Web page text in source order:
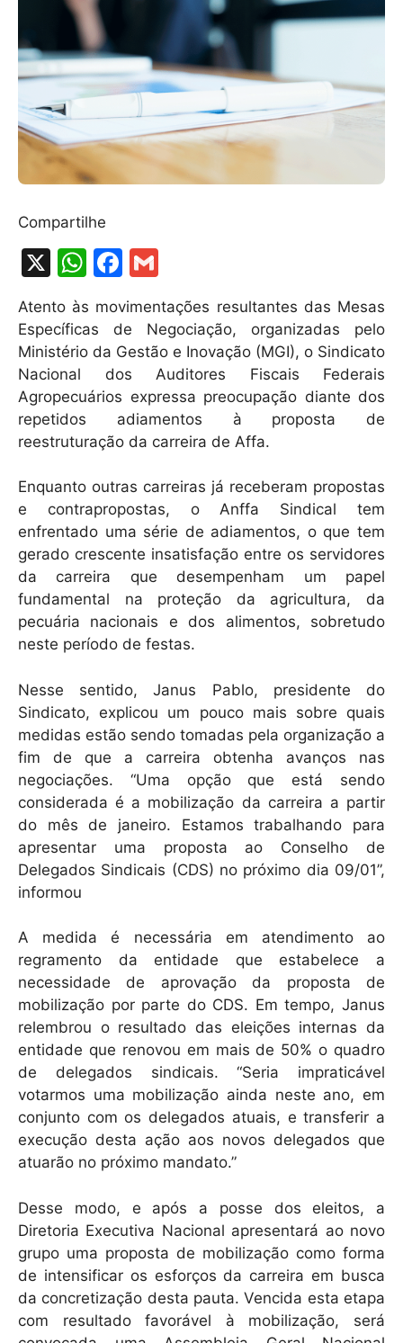
Compartilhe
X
W
at
s
p
p
F
a
c
e
b
o
o
ai
l
Atento às movimentações resultantes das Mesas
Específicas de Negociação, organizadas pelo
Ministério da Gestão e Inovação (MGI), o Sindicato
Nacional dos Auditores Fiscais Federais
Agropecuários expressa preocupação diante dos
repetidos adiamentos à proposta de
reestruturação da carreira de Affa.
Enquanto outras carreiras já receberam propostas
e contrapropostas, o Anffa Sindical tem
enfrentado uma série de adiamentos, o que tem
gerado crescente insatisfação entre os servidores
da carreira que desempenham um papel
fundamental na proteção da agricultura, da
pecuária nacionais e dos alimentos, sobretudo
neste período de festas.
Nesse sentido, Janus Pablo, presidente do
Sindicato, explicou um pouco mais sobre quais
medidas estão sendo tomadas pela organização a
fim de que a carreira obtenha avanços nas
negociações. “Uma opção que está sendo
considerada é a mobilização da carreira a partir
do mês de janeiro. Estamos trabalhando para
apresentar uma proposta ao Conselho de
Delegados Sindicais (CDS) no próximo dia 09/01”,
informou
A medida é necessária em atendimento ao
regramento da entidade que estabelece a
necessidade de aprovação da proposta de
mobilização por parte do CDS. Em tempo, Janus
relembrou o resultado das eleições internas da
entidade que renovou em mais de 50% o quadro
de delegados sindicais. “Seria impraticável
votarmos uma mobilização ainda neste ano, em
conjunto com os delegados atuais, e transferir a
execução desta ação aos novos delegados que
atuarão no próximo mandato.”
Desse modo, e após a posse dos eleitos, a
Diretoria Executiva Nacional apresentará ao novo
grupo uma proposta de mobilização como forma
de intensificar os esforços da carreira em busca
da concretização desta pauta. Vencida esta etapa
com resultado favorável à mobilização, será